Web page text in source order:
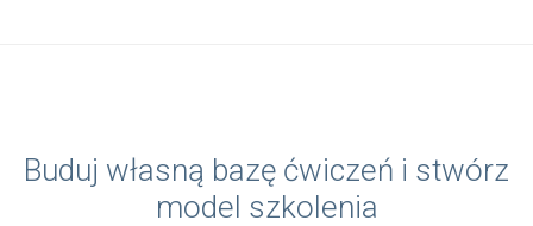
Buduj własną bazę ćwiczeń i stwórz
model szkolenia